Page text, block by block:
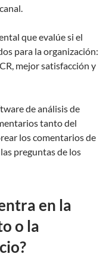
que evalúe si el
para la organización:
mejor satisfacción y
de análisis de
tanto del
los comentarios de
preguntas de los
en la
o la